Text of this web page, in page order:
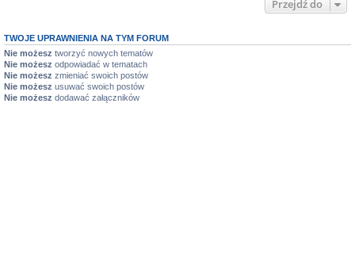
Przejdź do
TWOJE UPRAWNIENIA NA TYM FORUM
Nie możesz tworzyć nowych tematów
Nie możesz odpowiadać w tematach
Nie możesz zmieniać swoich postów
Nie możesz usuwać swoich postów
Nie możesz dodawać załączników